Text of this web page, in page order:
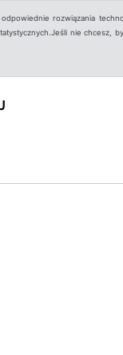
rozwiązania
nie chcesz,